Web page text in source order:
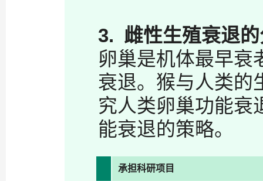
3. 雌性生殖衰退
卵巢是机体最早衰
衰退。猴与人类的
究人类卵巢功能衰
能衰退的策略。
承担科研项目